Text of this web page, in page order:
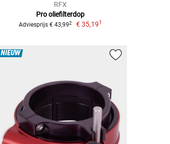
RFX
Pro oliefilterdop
Adviesprijs € 43,992 € 35,191
NIEUW